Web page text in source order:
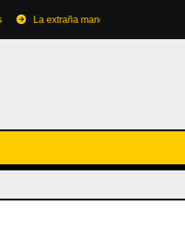
La extraña manera de convertirse en familia